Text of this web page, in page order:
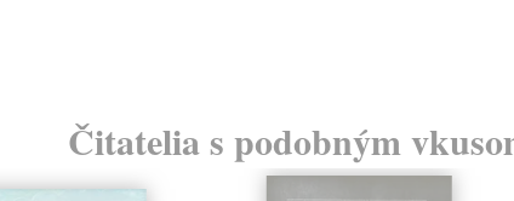
Čitatelia s podobným